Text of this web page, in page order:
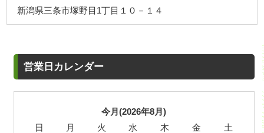
新潟県三条市塚野目1丁目１０－１４
営業日カレンダー
今月(2026年8月)
日
月 火 水 木 金
土